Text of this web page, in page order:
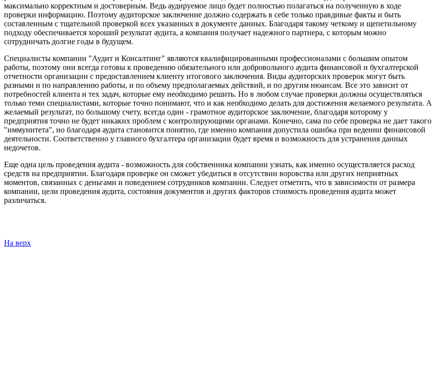
максимально корректным и достоверным. Ведь аудируемое лицо будет полностью полагаться на полученную в ходе
проверки информацию. Поэтому аудиторское заключение должно содержать в себе только правдивые факты и быть
составленным с тщательной проверкой всех указанных в документе данных. Благодаря такому четкому и щепетильному
подходу обеспечивается хороший результат аудита, а компания получает надежного партнера, с которым можно
сотрудничать долгие годы в будущем.
Специалисты компании "Аудит и Консалтинг" являются квалифицированными профессионалами с большим опытом
работы, поэтому они всегда готовы к проведению обязательного или добровольного аудита финансовой и бухгалтерской
отчетности организации с предоставлением клиенту итогового заключения. Виды аудиторских проверок могут быть
разными и по направлению работы, и по объему предполагаемых действий, и по другим нюансам. Все это зависит от
потребностей клиента и тех задач, которые ему необходимо решить. Но в любом случае проверки должны осуществляться
только теми специалистами, которые точно понимают, что и как необходимо делать для достижения желаемого результата. А
желаемый результат, по большому счету, всегда один - грамотное аудиторское заключение, благодаря которому у
предприятия точно не будет никаких проблем с контролирующими органами. Конечно, сама по себе проверка не дает такого
"иммунитета", но благодаря аудита становится понятно, где именно компания допустила ошибка при ведении финансовой
деятельности. Соответственно у главного бухгалтера организации будет время и возможность для устранения данных
недочетов.
Еще одна цель проведения аудита - возможность для собственника компании узнать, как именно осуществляется расход
средств на предприятии. Благодаря проверке он сможет убедиться в отсутствии воровства или других неприятных
моментов, связанных с деньгами и поведением сотрудников компании. Следует отметить, что в зависимости от размера
компании, цели проведения аудита, состояния документов и других факторов стоимость проведения аудита может
различаться.
На верх